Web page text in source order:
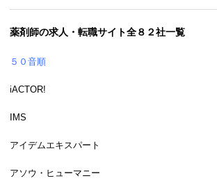
薬剤師の求人・転職サイト全８２社一覧
５０音順
iACTOR!
IMS
アイデムエキスパート
アソウ・ヒューマニー